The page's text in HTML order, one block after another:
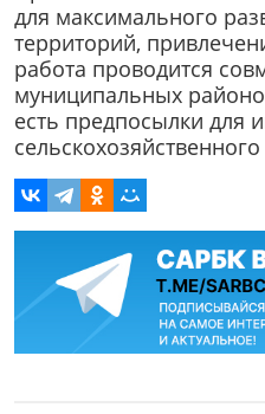
для максимального
территорий,
работа проводится
муниципальных
есть предпосылки для